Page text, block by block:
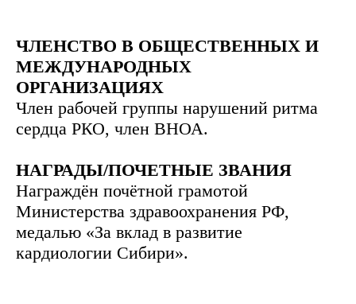
ЧЛЕНСТВО В ОБЩЕСТВЕННЫХ И
МЕЖДУНАРОДНЫХ
ОРГАНИЗАЦИЯХ
Член рабочей группы нарушений ритма
сердца РКО, член ВНОА.
НАГРАДЫ/ПОЧЕТНЫЕ ЗВАНИЯ
Награждён почётной грамотой
Министерства здравоохранения РФ,
медалью «За вклад в развитие
кардиологии Сибири».